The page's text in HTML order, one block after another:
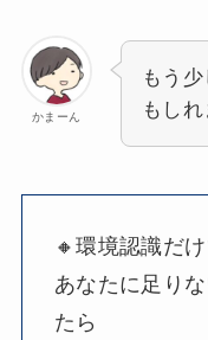
かまーん
もう
もし
🔸環境認識だ
あなたに足り
たら